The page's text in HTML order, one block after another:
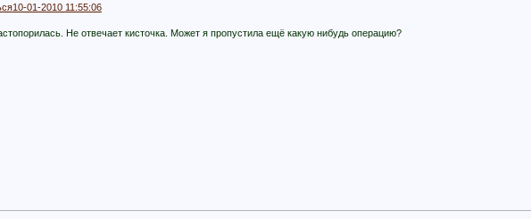
10-01-2010 11:55:06
Не отвечает кисточка. Может я пропустила ещё какую нибудь операцию?